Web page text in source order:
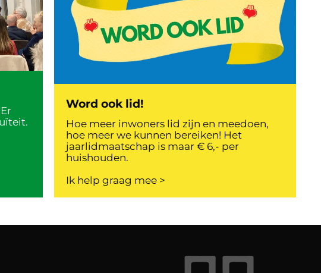
Word ook lid!
Hoe meer inwoners lid zijn en meedoen,
hoe meer we kunnen bereiken! Het
jaarlidmaatschap is maar € 6,- per
huishouden.
Ik help graag mee >